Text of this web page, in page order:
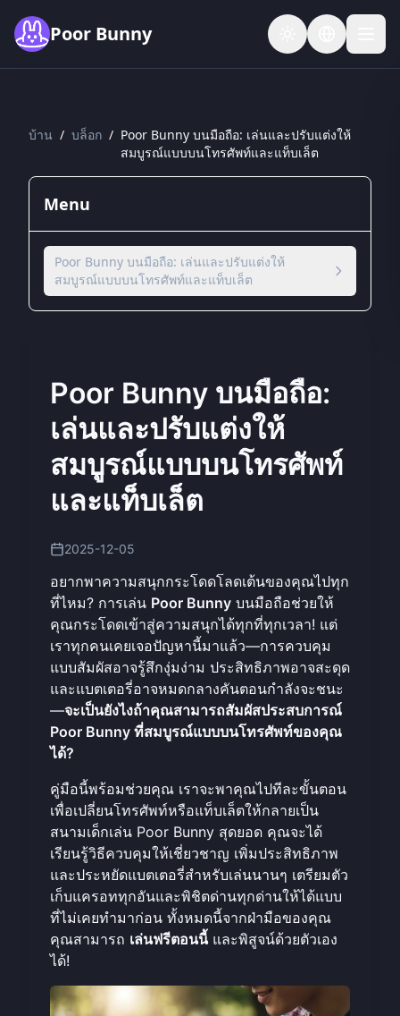
Poor Bunny
บ้าน / บล็อก / Poor Bunny บนมือถือ: เล่นและปรับแต่งให้
สมบูรณ์แบบบนโทรศัพท์และแท็บเล็ต
Menu
Poor Bunny บนมือถือ: เล่นและปรับแต่งให้
สมบูรณ์แบบบนโทรศัพท์และแท็บเล็ต
Poor Bunny บนมือถือ:
เล่นและปรับแต่งให้
สมบูรณ์แบบบนโทรศัพท์
และแท็บเล็ต
2025-12-05
อยากพาความสนุกกระโดดโลดเต้นของคุณไปทุก
ที่ไหม? การเล่น Poor Bunny บนมือถือช่วยให้
คุณกระโดดเข้าสู่ความสนุกได้ทุกที่ทุกเวลา! แต่
เราทุกคนเคยเจอปัญหานี้มาแล้ว—การควบคุม
แบบสัมผัสอาจรู้สึกงุ่มง่าม ประสิทธิภาพอาจสะดุด
และแบตเตอรี่อาจหมดกลางคันตอนกำลังจะชนะ
—จะเป็นยังไงถ้าคุณสามารถสัมผัสประสบการณ์
Poor Bunny ที่สมบูรณ์แบบบนโทรศัพท์ของคุณ
ได้?
คู่มือนี้พร้อมช่วยคุณ เราจะพาคุณไปทีละขั้นตอน
เพื่อเปลี่ยนโทรศัพท์หรือแท็บเล็ตให้กลายเป็น
สนามเด็กเล่น Poor Bunny สุดยอด คุณจะได้
เรียนรู้วิธีควบคุมให้เชี่ยวชาญ เพิ่มประสิทธิภาพ
และประหยัดแบตเตอรี่สำหรับเล่นนานๆ เตรียมตัว
เก็บแครอททุกอันและพิชิตด่านทุกด่านให้ได้แบบ
ที่ไม่เคยทำมาก่อน ทั้งหมดนี้จากฝ่ามือของคุณ
คุณสามารถ เล่นฟรีตอนนี้และพิสูจน์ด้วยตัวเอง
ได้!